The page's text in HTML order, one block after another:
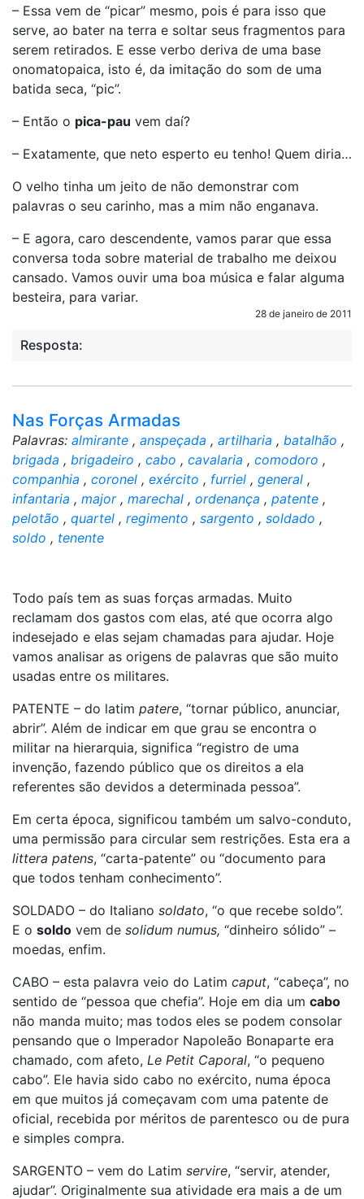
– Essa vem de “picar” mesmo, pois é para isso que
serve, ao bater na terra e soltar seus fragmentos para
serem retirados. E esse verbo deriva de uma base
onomatopaica, isto é, da imitação do som de uma
batida seca, “pic”.
– Então o pica-pau vem daí?
– Exatamente, que neto esperto eu tenho! Quem diria…
O velho tinha um jeito de não demonstrar com
palavras o seu carinho, mas a mim não enganava.
– E agora, caro descendente, vamos parar que essa
conversa toda sobre material de trabalho me deixou
cansado. Vamos ouvir uma boa música e falar alguma
besteira, para variar.
28 de janeiro de 2011
Resposta:
Nas Forças Armadas
Palavras: almirante , anspeçada , artilharia , batalhão ,
brigada , brigadeiro , cabo , cavalaria , comodoro ,
companhia , coronel , exército , furriel , general ,
infantaria , major, marechal , ordenança , patente ,
pelotão , quartel , regimento , sargento , soldado ,
soldo , tenente
Todo país tem as suas forças armadas. Muito
reclamam dos gastos com elas, até que ocorra algo
indesejado e elas sejam chamadas para ajudar. Hoje
vamos analisar as origens de palavras que são muito
usadas entre os militares.
PATENTE – do latim patere, “tornar público, anunciar,
abrir”. Além de indicar em que grau se encontra o
militar na hierarquia, significa “registro de uma
invenção, fazendo público que os direitos a ela
referentes são devidos a determinada pessoa”.
Em certa época, significou também um salvo-conduto,
uma permissão para circular sem restrições. Esta era a
littera patens, “carta-patente” ou “documento para
que todos tenham conhecimento”.
SOLDADO – do Italiano soldato, “o que recebe soldo”.
E o soldo vem de solidum numus, “dinheiro sólido” –
moedas, enfim.
CABO – esta palavra veio do Latim caput, “cabeça”, no
sentido de “pessoa que chefia”. Hoje em dia um cabo
não manda muito; mas todos eles se podem consolar
pensando que o Imperador Napoleão Bonaparte era
chamado, com afeto, Le Petit Caporal, “o pequeno
cabo”. Ele havia sido cabo no exército, numa época
em que muitos já começavam com uma patente de
oficial, recebida por méritos de parentesco ou de pura
e simples compra.
SARGENTO – vem do Latim servire, “servir, atender,
ajudar”. Originalmente sua atividade era mais a de um